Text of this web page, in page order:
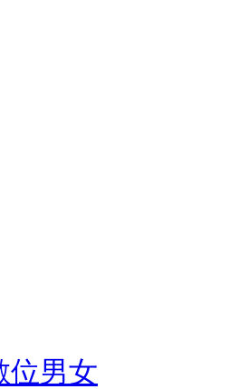
位男女